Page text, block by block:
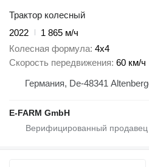
Трактор колесный
2022
1 865 м/ч
Колесная формула 4x4
Скорость передвижения 60 км/ч
Германия, De-48341
E-FARM GmbH